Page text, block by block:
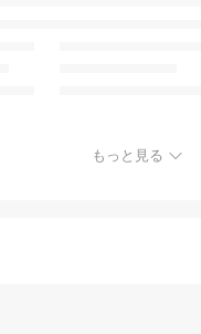
もっと見る